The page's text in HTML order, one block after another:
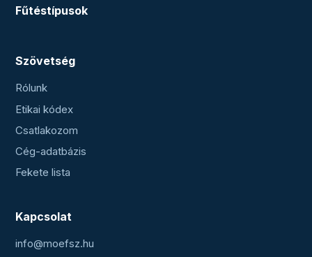
Fűtéstípusok
Szövetség
Rólunk
Etikai kódex
Csatlakozom
Cég-adatbázis
Fekete lista
Kapcsolat
info@moefsz.hu